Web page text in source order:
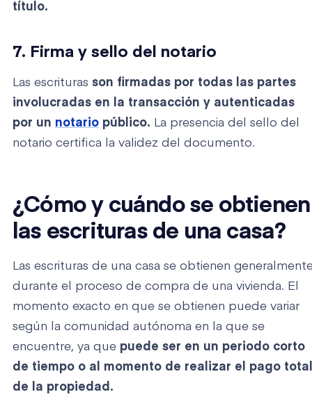
título.
7. Firma y sello del notario
Las escrituras son firmadas por todas las partes
involucradas en la transacción y autenticadas
por un notario público. La presencia del sello del
notario certifica la validez del documento.
¿Cómo y cuándo se obtienen
las escrituras de una casa?
Las escrituras de una casa se obtienen
durante el proceso de compra de una vivienda. El
momento exacto en que se obtienen puede variar
según la comunidad autónoma en la que se
encuentre, ya que puede ser en un periodo corto
de tiempo o al momento de realizar el pago total
de la propiedad.